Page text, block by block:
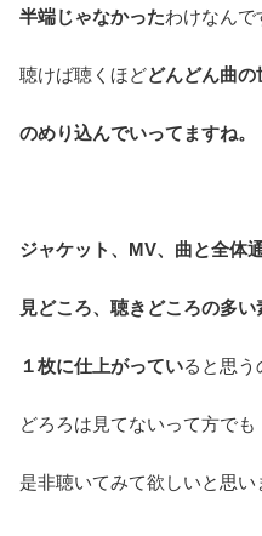
半端じゃなかったわけなんで
聴けば聴くほどどんどん曲の
のめり込んでいってますね。
ジャケット、MV、曲と全体
見どころ、聴きどころの多
１枚に仕上がっていると思う
どろろは見てないって方でも
是非聴いてみて欲しいと思い